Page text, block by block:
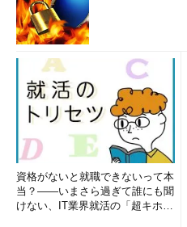
資格がないと就職できないって本
当？――いまさら過ぎて誰にも聞
けない、IT業界就活の「超キホ